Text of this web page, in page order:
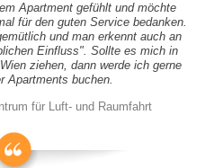
Apartment gefühlt und möchte
für den guten Service bedanken.
und man erkennt auch an
Einfluss". Sollte es mich in
ziehen, dann werde ich gerne
Apartments buchen.
für Luft- und Raumfahrt